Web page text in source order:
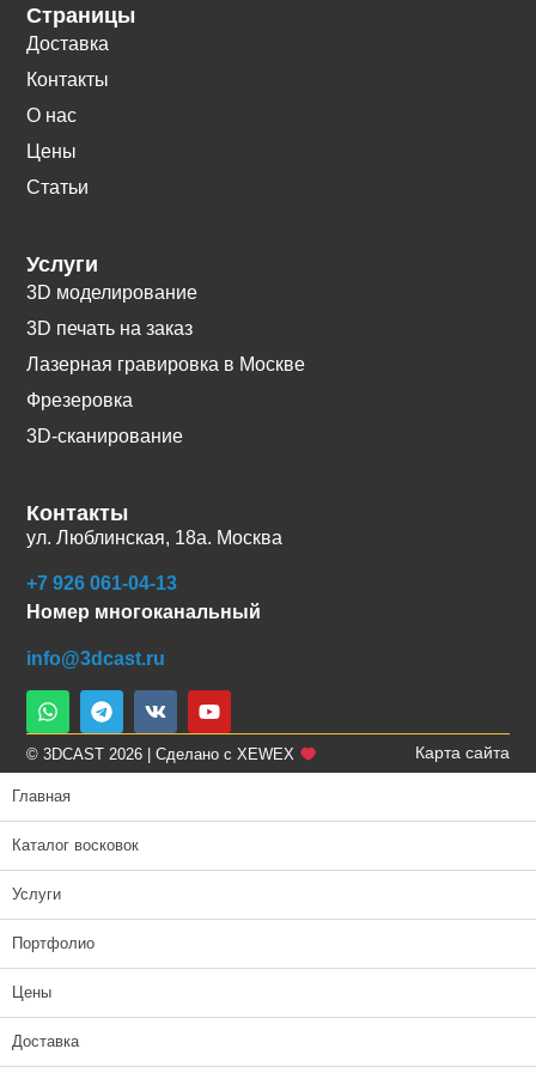
Страницы
Доставка
Контакты
О нас
Цены
Статьи
Услуги
3D моделирование
3D печать на заказ
Лазерная гравировка в Москве
Фрезеровка
3D-сканирование
Контакты
ул. Люблинская, 18а. Москва
+7 926 061-04-13
Номер многоканальный
info@3dcast.ru
© 3DCAST 2026 | Сделано с XEWEX Карта сайта
Главная
Каталог восковок
Услуги
Портфолио
Цены
Доставка